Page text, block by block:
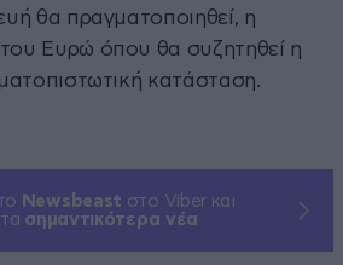
θα πραγματοποιηθεί, η
Ευρώ όπου θα συζητηθεί η
κατάσταση.
Newsbeast στο Viber και
τα σημαντικότερα νέα